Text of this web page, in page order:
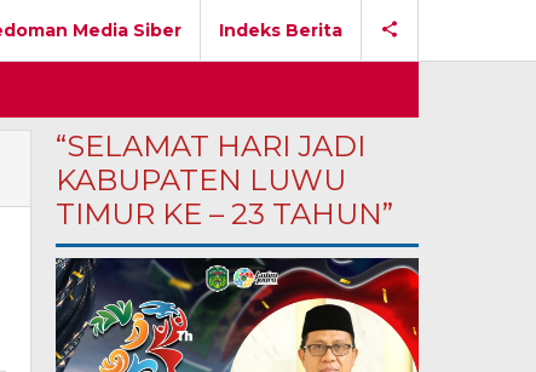
Media Siber Indeks Berita
“SELAMAT HARI JADI
KABUPATEN LUWU
TIMUR KE – 23 TAHUN”